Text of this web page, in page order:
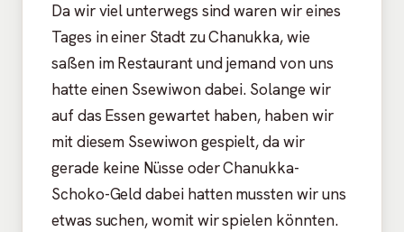
Da wir viel unterwegs sind waren wir eines
Tages in einer Stadt zu Chanukka, wie
saßen im Restaurant und jemand von uns
hatte einen Ssewiwon dabei. Solange wir
auf das Essen gewartet haben, haben wir
mit diesem Ssewiwon gespielt, da wir
gerade keine Nüsse oder Chanukka-
Schoko-Geld dabei hatten mussten wir uns
etwas suchen, womit wir spielen könnten.